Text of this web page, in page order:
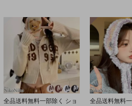
全品送料無料一部除く ショ
全品送料無料